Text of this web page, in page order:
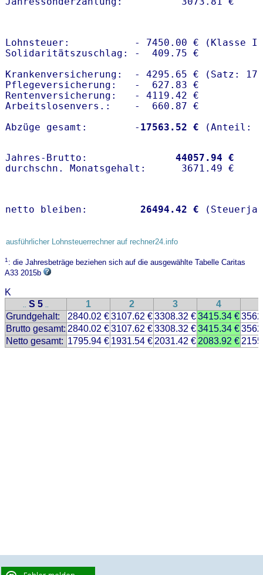
Lohnsteuer:           - 7450.00 € (Klasse I)
Solidaritätszuschlag: -  409.75 €
Krankenversicherung:  - 4295.65 € (Satz:
Pflegeversicherung:   -  627.83 €
Rentenversicherung:   - 4119.42 €
Arbeitslosenvers.:    -  660.87 €
Abzüge gesamt:        - 17563.52 €
Jahres-Brutto: 44057.94 €
netto bleiben: 26494.42 €
ausführlicher Lohnsteuerrechner auf rechner24.info
1: die Jahresbeträge beziehen sich auf die ausgewählte Tabelle Caritas
A33 2015b
K
.. S 5 .. 1 2 3 4
Grundgehalt:
2840.02 €3107.62 €3308.32 €3415.34 €
Brutto gesamt: 2840.02 €3107.62 €3308.32 €3415.34 €
Netto gesamt: 1795.94 € 1931.54 € 2031.42 € 2083.92 €